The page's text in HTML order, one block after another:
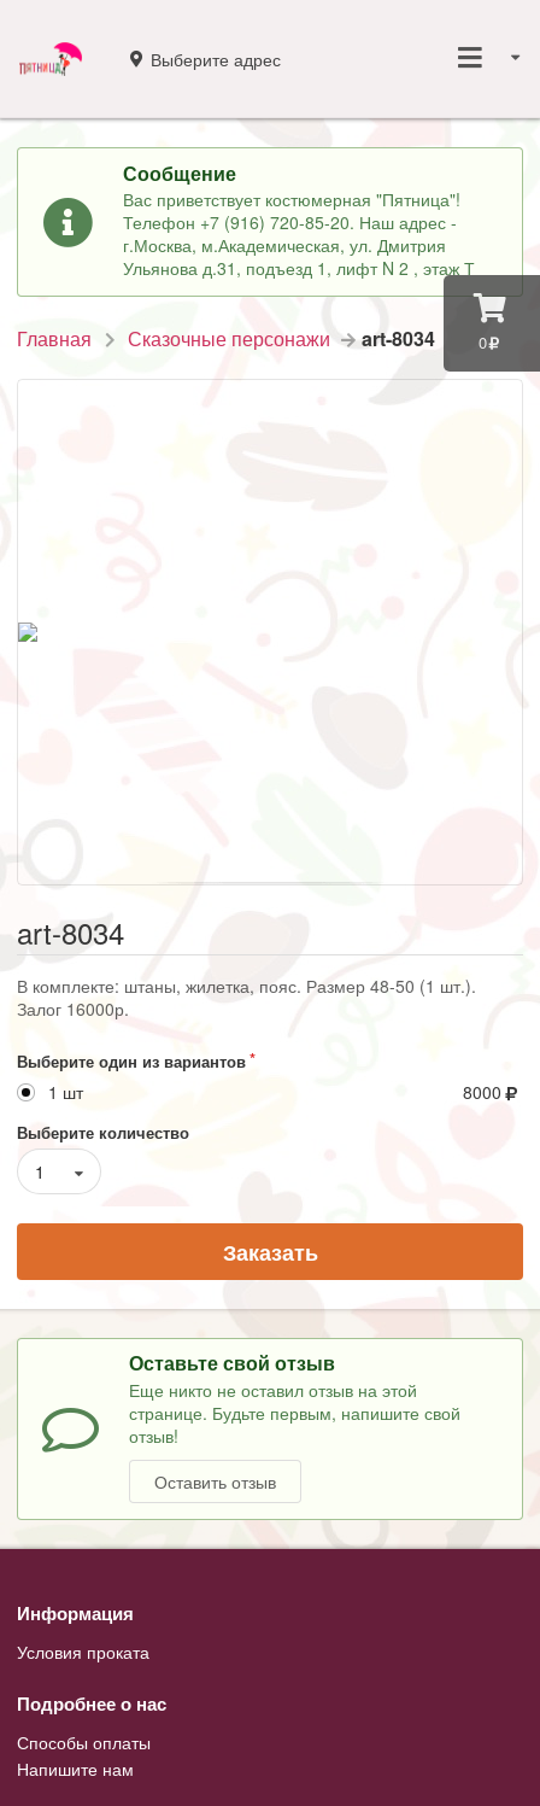
0
Выберите адрес
Сообщение
Вас приветствует костюмерная "Пятница"!
Телефон +7 (916) 720-85-20. Наш адрес -
г.Москва, м.Академическая, ул. Дмитрия
Ульянова д.31, подъезд 1, лифт N 2 , этаж Т
Главная Сказочные персонажи art-8034
art-8034
В комплекте: штаны, жилетка, пояс. Размер 48-50 (1 шт.).
Залог 16000р.
Выберите один из вариантов
1 шт 8000
Выберите количество
1
Заказать
Оставьте свой отзыв
Еще никто не оставил отзыв на этой
странице. Будьте первым, напишите свой
отзыв!
Оставить отзыв
Информация
Условия проката
Подробнее о нас
Способы оплаты
Напишите нам